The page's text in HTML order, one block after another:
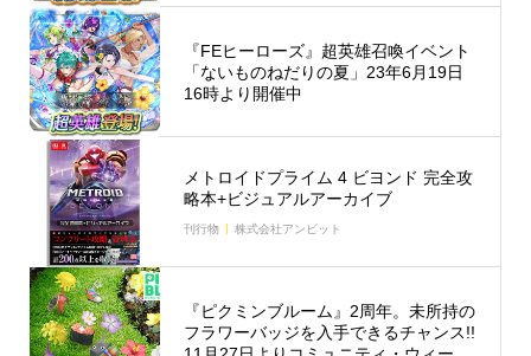
『FEヒーローズ』超英雄召喚イベント
「ないものねだりの夏」23年6月19日
16時より開催中
メトロイドプライム 4 ビヨンド 完全攻
略本+ビジュアルアーカイブ
刊行物 株式会社アンビット
『ピクミンブルーム』2周年。未所持の
フラワーバッジを入手できるチャンス!!